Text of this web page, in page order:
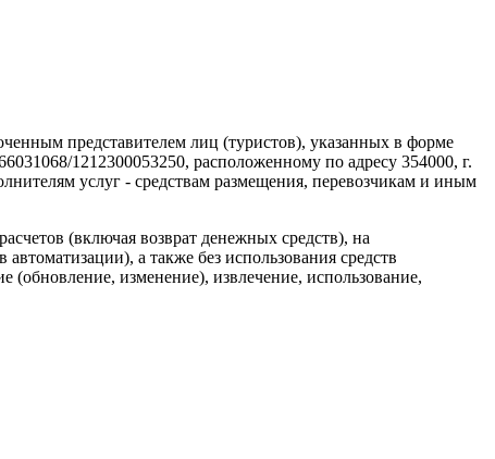
представителем лиц (туристов), указанных в форме
1212300053250, расположенному по адресу 354000, г.
услуг - средствам размещения, перевозчикам и иным
(включая возврат денежных средств), на
а также без использования средств
(обновление, изменение), извлечение, использование,